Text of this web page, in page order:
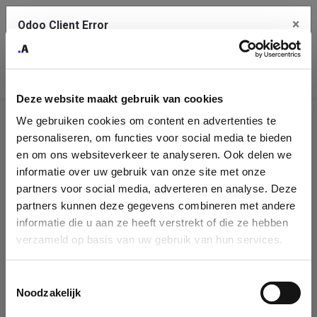
Deze website maakt gebruik van cookies
We gebruiken cookies om content en advertenties te
personaliseren, om functies voor social media te bieden
en om ons websiteverkeer te analyseren. Ook delen we
informatie over uw gebruik van onze site met onze
partners voor social media, adverteren en analyse. Deze
partners kunnen deze gegevens combineren met andere
informatie die u aan ze heeft verstrekt of die ze hebben
verzameld op basis van uw gebruik van hun services.
Noodzakelijk
Company
Identification
Please fill in your company details
You can search a company in our database by name, VAT or
enterprise ID. When a company is selected it will auto-complete the
form. If you don't find your company in our database, you can create
Odoo Client Error ×
service.
See details
Ok